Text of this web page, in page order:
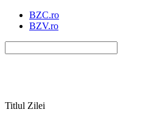
BZC.ro
BZV.ro
Titlul Zilei